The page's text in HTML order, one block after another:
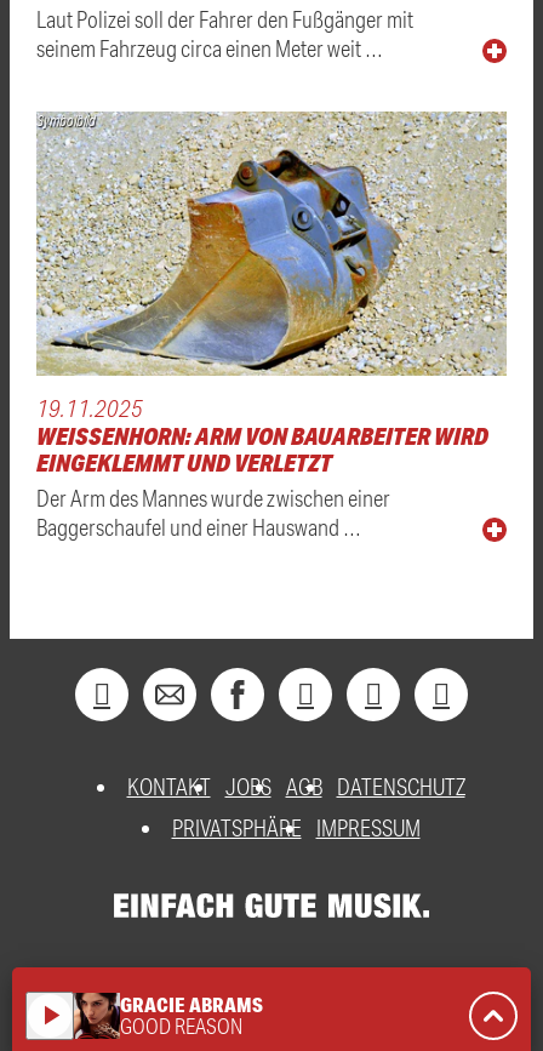
Laut Polizei soll der Fahrer den Fußgänger mit
seinem Fahrzeug circa einen Meter weit …
Symbolbild
19.11.2025
WEISSENHORN: ARM VON BAUARBEITER WIRD E
INGEKLEMMT UND VERLETZT
Der Arm des Mannes wurde zwischen einer
Baggerschaufel und einer Hauswand …
KONTAKT JOBS AGB DATENSCHUTZ
PRIVATSPHÄRE
IMPRESSUM
play_arrow GRACIE ABRAMS
GOOD REASON